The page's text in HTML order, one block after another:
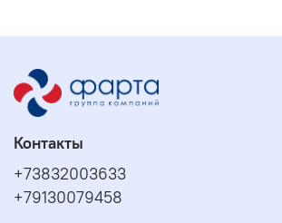
Контакты
+73832003633
+79130079458